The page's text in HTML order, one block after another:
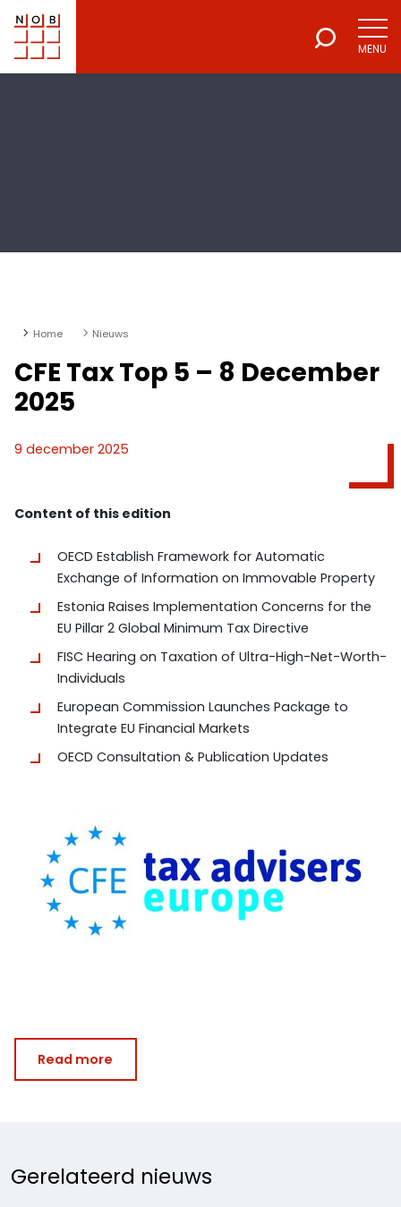
NOB
Voor een excellente beroepsuitoefening
MENU
Home Nieuws
CFE Tax Top 5 – 8 December
2025
9 december 2025
Content of this edition
OECD Establish Framework for Automatic
Exchange of Information on Immovable Property
Estonia Raises Implementation Concerns for the
EU Pillar 2 Global Minimum Tax Directive
FISC Hearing on Taxation of Ultra-High-Net-Worth-
Individuals
European Commission Launches Package to
Integrate EU Financial Markets
OECD Consultation & Publication Updates
Read more
Gerelateerd nieuws